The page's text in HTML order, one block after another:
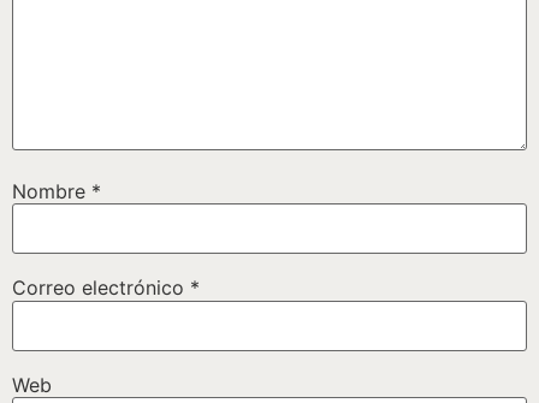
Nombre *
Correo electrónico *
Web